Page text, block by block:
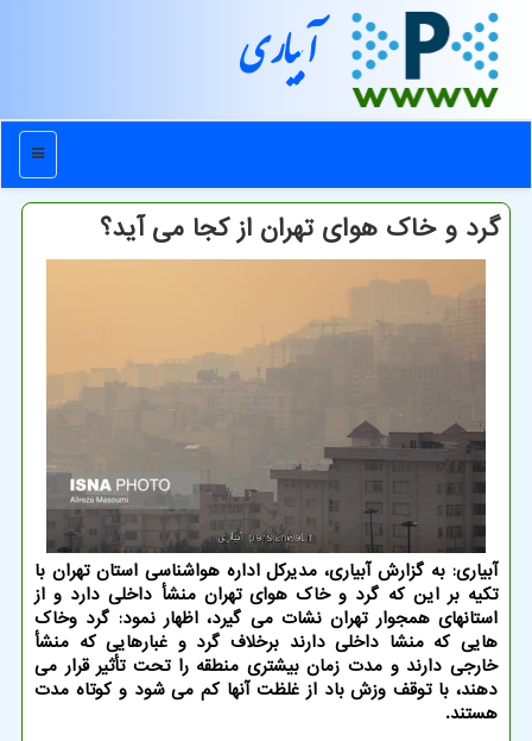
آبیاری
منو
گرد و خاک هوای تهران از کجا می آید؟
آبیاری: به گزارش آبیاری، مدیرکل اداره هواشناسی استان تهران با
تکیه بر این که گرد و خاک هوای تهران منشأ داخلی دارد و از
استانهای همجوار تهران نشات می گیرد، اظهار نمود: گرد وخاک
هایی که منشا داخلی دارند برخلاف گرد و غبارهایی که منشأ
خارجی دارند و مدت زمان بیشتری منطقه را تحت تأثیر قرار می
دهند، با توقف وزش باد از غلظت آنها کم می شود و کوتاه مدت
هستند.